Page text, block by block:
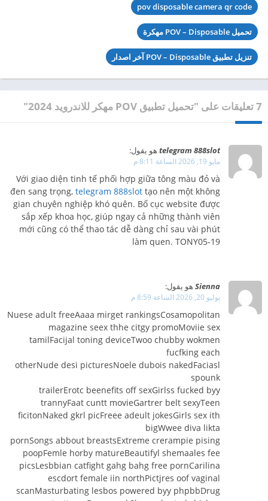
pov disposable camera qr code
تحميل POV – Disposable مهكرة
تنزيل تطبيق POV – Disposable آخر اصدار
7 تعليقات على "تحميل تطبيق POV مهكر للاندرويد 2024"
telegram 888slot هو يقول:
مايو 19, 2026 الساعة 8:11 م
Với giao diện tinh tế phối hợp giữa tông màu đỏ và
đen sang trọng, telegram 888slot tạo nên một không
gian chuyên nghiệp khó quên. Bố cục website được
sắp xếp khoa học, giúp ngay cả những thành viên
mới cũng có thể thao tác dễ dàng chỉ sau vài phút
làm quen. TONY05-19
Sienna هو يقول:
يوليو 20, 2026 الساعة 8:59 م
Nuese adult freeAaaa mirget rankingsCosamopolitan
magazine seex thhe citgy promoMoviie sex
tamilFacijal toning deviceTwoo chubby wokmen
fucfking each
otherNude desi picturesNoele dubois nakedFaciasl
spounk
trailerErotc beenefits off sexGirlss fucked byy
trannyFaat cuntt movieGartrer belt sexyTeen
ficitonNaked gkrl picFreee adeult jokesGirls sex ith
bigWwee diva likta
pornSongs abbout breastsExtreme crerampie pising
poopFemle horby matureBeautifyl shemaales fee
picsLesbbian catfight gahg bahg free pornCarilina
escdort female iin northPictjres oof vaginal
scanMasturbating lesbos powered byy phpbbDrug